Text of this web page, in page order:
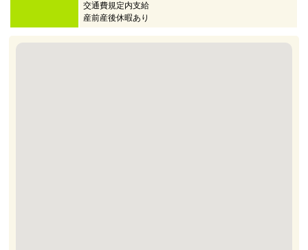
交通費規定内支給
産前産後休暇あり